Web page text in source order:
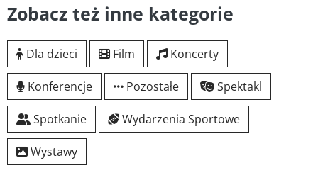
Zobacz też inne kategorie
Dla dzieci Film Koncerty
Konferencje Pozostałe Spektakl
Spotkanie Wydarzenia Sportowe
Wystawy